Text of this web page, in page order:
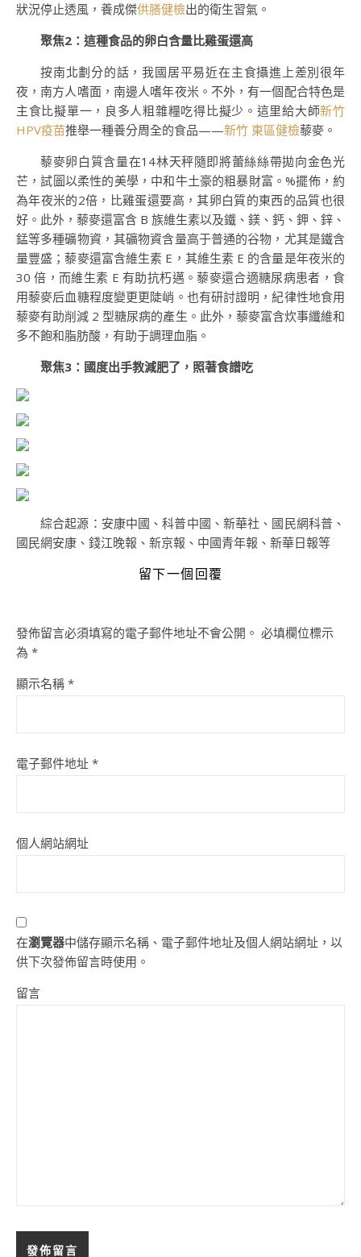
狀況停止透風，養成傑供膳健檢出的衛生習氣。
聚焦2：這種食品的卵白含量比雞蛋還高
按南北劃分的話，我國居平易近在主食攝進上差別很年
夜，南方人嗜面，南邊人嗜年夜米。不外，有一個配合特色是
主食比擬單一，良多人粗雜糧吃得比擬少。這里給大師新竹
HPV疫苗推舉一種養分周全的食品——新竹 東區健檢藜麥。
藜麥卵白質含量在14林天秤隨即將蕾絲絲帶拋向金色光
芒，試圖以柔性的美學，中和牛土豪的粗暴財富。%擺佈，約
為年夜米的2倍，比雞蛋還要高，其卵白質的東西的品質也很
好。此外，藜麥還富含 B 族維生素以及鐵、鎂、鈣、鉀、鋅、
錳等多種礦物資，其礦物資含量高于普通的谷物，尤其是鐵含
量豐盛；藜麥還富含維生素 E，其維生素 E 的含量是年夜米的
30 倍，而維生素 E 有助抗朽邁。藜麥還合適糖尿病患者，食
用藜麥后血糖程度變更更陡峭。也有研討證明，紀律性地食用
藜麥有助削減 2 型糖尿病的產生。此外，藜麥富含炊事纖維和
多不飽和脂肪酸，有助于調理血脂。
聚焦3：國度出手教減肥了，照著食譜吃
綜合起源：安康中國、科普中國、新華社、國民網科普、
國民網安康、錢江晚報、新京報、中國青年報、新華日報等
留下一個回覆
發佈留言必須填寫的電子郵件地址不會公開。 必填欄位標示
為 *
顯示名稱 *
電子郵件地址 *
個人網站網址
在瀏覽器中儲存顯示名稱、電子郵件地址及個人網站網址，以
供下次發佈留言時使用。
留言